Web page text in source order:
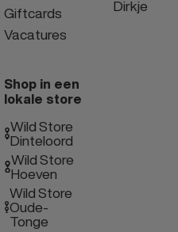
Giftcards
Vacatures
Dirkje
Shop in een
lokale store
Wild Store
Dinteloord
Wild Store
Hoeven
Wild Store
Oude-
Tonge